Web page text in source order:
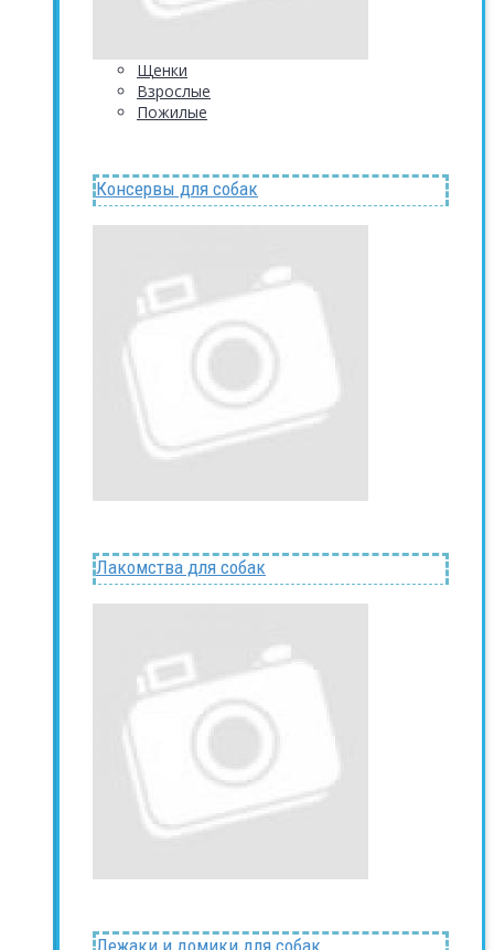
Щенки
Взрослые
Пожилые
Консервы для собак
Лакомства для собак
Лежаки и домики для собак